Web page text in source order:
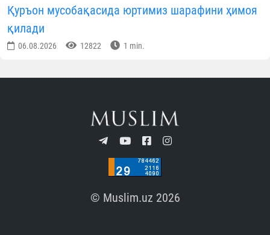
Қуръон мусобақасида юртимиз шарафини ҳимоя
қилади
06.08.2026 12822 1 min.
© Muslim.uz 2026